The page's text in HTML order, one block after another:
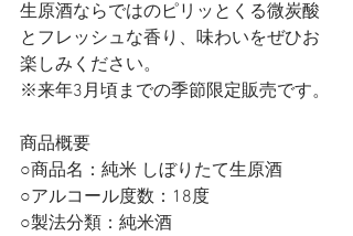
生原酒ならではのピリッとくる微炭酸
とフレッシュな香り、味わいをぜひお
楽しみください。
※来年3月頃までの季節限定販売です。
商品概要
○商品名：純米 しぼりたて生原酒
○アルコール度数：18度
○製法分類：純米酒